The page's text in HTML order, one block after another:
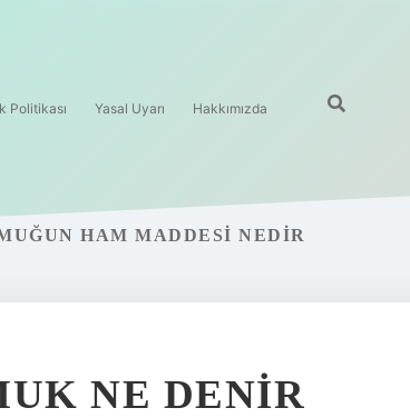
Politikası Yasal Uyarı Hakkımızda
HAM MADDESI NEDIR
NE DENIR